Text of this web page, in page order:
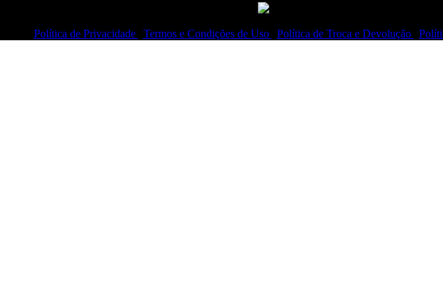
Política de Privacidade Termos e Condições de Uso Política de Troca e Devolução